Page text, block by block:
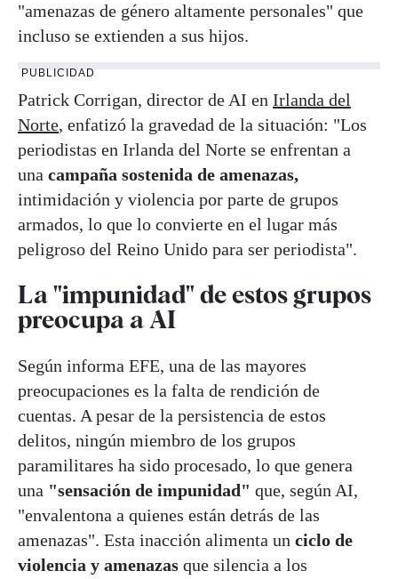
"amenazas de género altamente personales" que
incluso se extienden a sus hijos.
PUBLICIDAD
Patrick Corrigan, director de AI en Irlanda del
Norte, enfatizó la gravedad de la situación: "Los
periodistas en Irlanda del Norte se enfrentan a
una campaña sostenida de amenazas,
intimidación y violencia por parte de grupos
armados, lo que lo convierte en el lugar más
peligroso del Reino Unido para ser periodista".
La "impunidad" de estos grupos
preocupa a AI
Según informa EFE, una de las mayores
preocupaciones es la falta de rendición de
cuentas. A pesar de la persistencia de estos
delitos, ningún miembro de los grupos
paramilitares ha sido procesado, lo que genera
una "sensación de impunidad" que, según AI,
"envalentona a quienes están detrás de las
amenazas". Esta inacción alimenta un ciclo de
violencia y amenazas que silencia a los